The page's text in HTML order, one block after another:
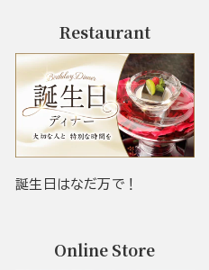
Restaurant
誕生日はなだ万で！
Online Store